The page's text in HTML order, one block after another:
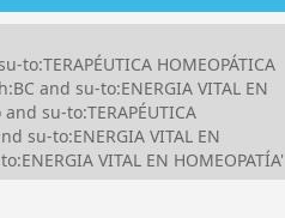
HOMEOPÁTICA
and su-to:ENERGIA VITAL EN
su-to:TERAPÉUTICA
su-to:ENERGIA VITAL EN
VITAL EN HOMEOPATÍA'